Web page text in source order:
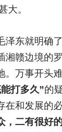
大。
泽东就明确
赣边境的
。万事开头
打多久”的
和发展的必
，二有很好